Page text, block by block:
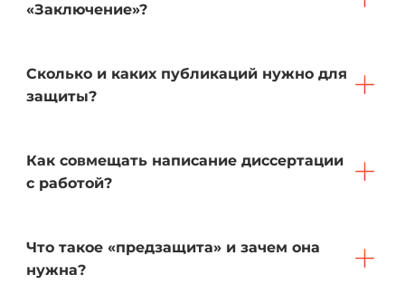
«Заключение»?
Сколько и каких публикаций нужно для
защиты?
Как совмещать написание диссертации
с работой?
Что такое «предзащита» и зачем она
нужна?